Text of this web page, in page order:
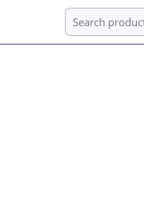
Search for: